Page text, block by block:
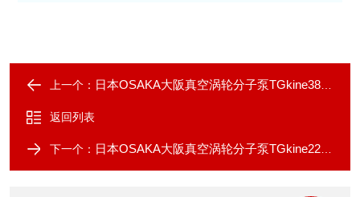
上一个： 日本OSAKA大阪真空涡轮分子泵TGkine3800M-B
返回列表
下一个： 日本OSAKA大阪真空涡轮分子泵TGkine2200M-R